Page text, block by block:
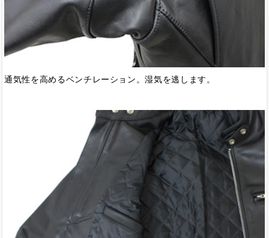
通気性を高めるベンチレーション。湿気を逃します。